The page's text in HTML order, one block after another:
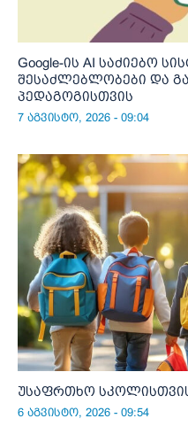
Google-ის AI საძიებო
შესაძლებლობები და
პედაგოგისთვის
7 აგვისტო, 2026 - 09:04
უსაფრთხო
6 აგვისტო, 2026 - 09:54